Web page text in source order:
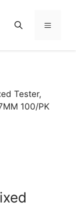
Menu
Tester,
100/PK